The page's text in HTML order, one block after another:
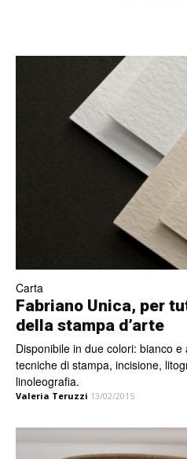
Carta
Fabriano Unica, per
della stampa d’arte
Disponibile in due colori: bianco
tecniche di stampa, incisione,
linoleografia.
Valeria Teruzzi 13/02/2015